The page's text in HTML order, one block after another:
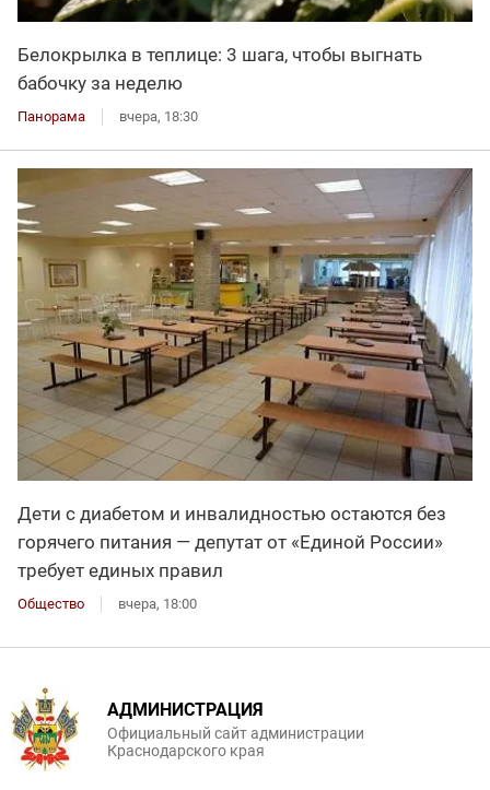
Белокрылка в теплице: 3 шага, чтобы выгнать
бабочку за неделю
Панорама вчера, 18:30
Дети с диабетом и инвалидностью остаются без
горячего питания — депутат от «Единой России»
требует единых правил
Общество вчера, 18:00
АДМИНИСТРАЦИЯ
Официальный сайт администрации
Краснодарского края